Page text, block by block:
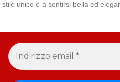
unico e a sentirsi bella ed